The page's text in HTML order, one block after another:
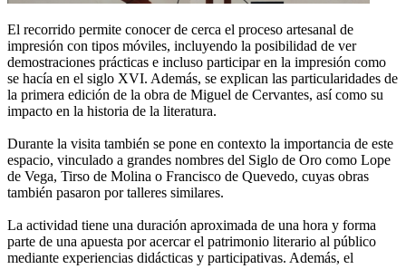
El recorrido permite conocer de cerca el proceso artesanal de
impresión con tipos móviles, incluyendo la posibilidad de ver
demostraciones prácticas e incluso participar en la impresión como
se hacía en el siglo XVI. Además, se explican las particularidades de
la primera edición de la obra de Miguel de Cervantes, así como su
impacto en la historia de la literatura.
Durante la visita también se pone en contexto la importancia de este
espacio, vinculado a grandes nombres del Siglo de Oro como Lope
de Vega, Tirso de Molina o Francisco de Quevedo, cuyas obras
también pasaron por talleres similares.
La actividad tiene una duración aproximada de una hora y forma
parte de una apuesta por acercar el patrimonio literario al público
mediante experiencias didácticas y participativas. Además, el